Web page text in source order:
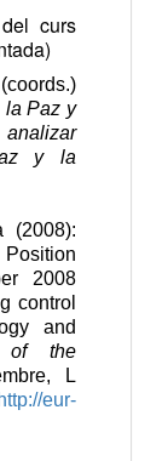
curs
la Paz y
analizar
y la
(2008):
2008
control
and
of the
L
http://eur-